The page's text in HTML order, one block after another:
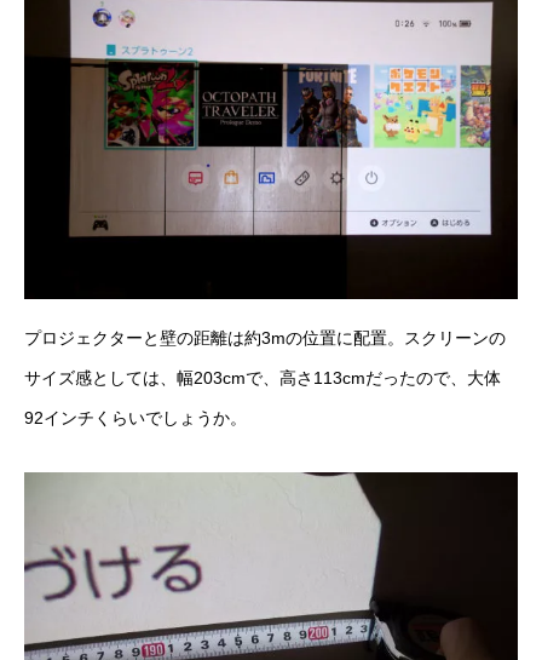
プロジェクターと壁の距離は約3mの位置に配置。スクリーンの
サイズ感としては、幅203cmで、高さ113cmだったので、大体
92インチくらいでしょうか。